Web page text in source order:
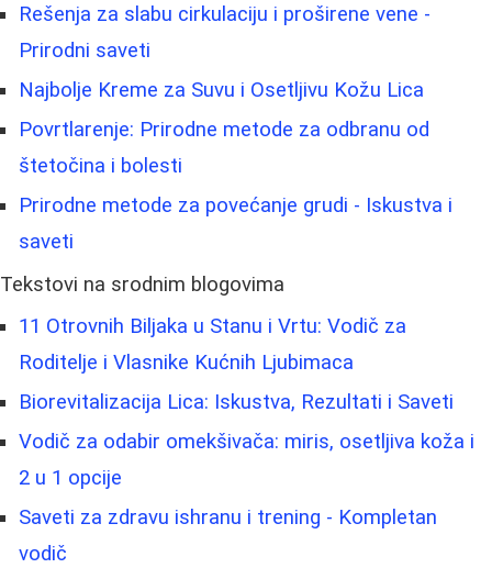
Rešenja za slabu cirkulaciju i proširene vene -
Prirodni saveti
Najbolje Kreme za Suvu i Osetljivu Kožu Lica
Povrtlarenje: Prirodne metode za odbranu od
štetočina i bolesti
Prirodne metode za povećanje grudi - Iskustva i
saveti
Tekstovi na srodnim blogovima
11 Otrovnih Biljaka u Stanu i Vrtu: Vodič za
Roditelje i Vlasnike Kućnih Ljubimaca
Biorevitalizacija Lica: Iskustva, Rezultati i Saveti
Vodič za odabir omekšivača: miris, osetljiva koža i
2 u 1 opcije
Saveti za zdravu ishranu i trening - Kompletan
vodič